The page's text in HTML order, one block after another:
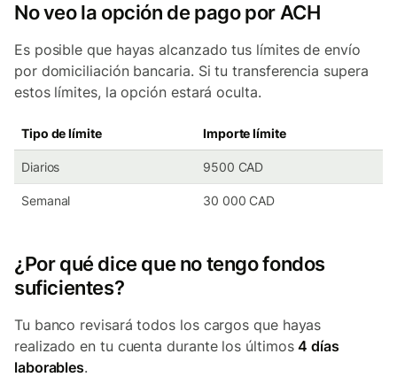
No veo la opción de pago por ACH
Es posible que hayas alcanzado tus límites de envío
por domiciliación bancaria. Si tu transferencia supera
estos límites, la opción estará oculta.
Tipo de límite Importe límite
Diarios 9500 CAD
Semanal 30 000 CAD
¿Por qué dice que no tengo fondos
suficientes?
Tu banco revisará todos los cargos que hayas
realizado en tu cuenta durante los últimos4 días
laborables.